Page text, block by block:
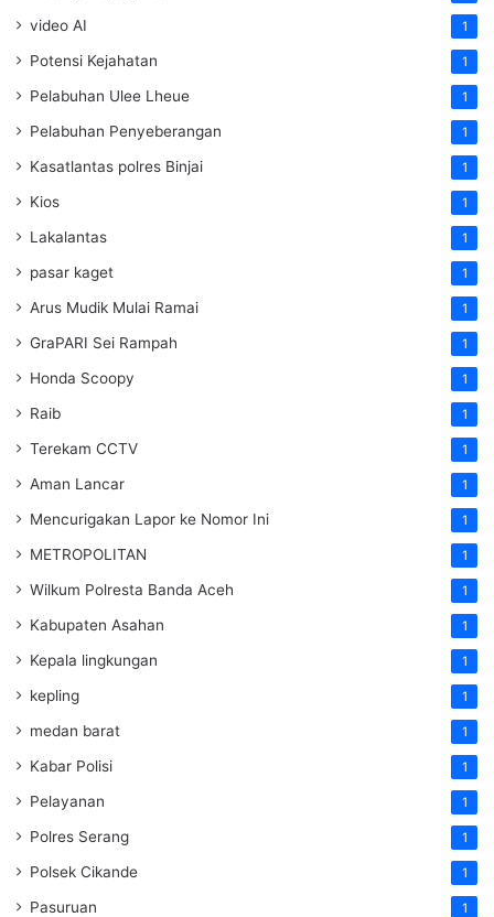
video AI 1
Potensi Kejahatan 1
Pelabuhan Ulee Lheue 1
Pelabuhan Penyeberangan 1
Kasatlantas polres Binjai 1
Kios 1
Lakalantas 1
pasar kaget 1
Arus Mudik Mulai Ramai 1
GraPARI Sei Rampah 1
Honda Scoopy 1
Raib 1
Terekam CCTV 1
Aman Lancar 1
Mencurigakan Lapor ke Nomor Ini 1
METROPOLITAN 1
Wilkum Polresta Banda Aceh 1
Kabupaten Asahan 1
Kepala lingkungan 1
kepling 1
medan barat 1
Kabar Polisi 1
Pelayanan 1
Polres Serang 1
Polsek Cikande 1
Pasuruan 1